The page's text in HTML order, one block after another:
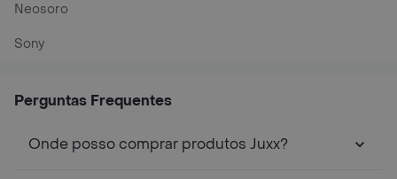
Neosoro
Sony
Perguntas Frequentes
Onde posso comprar produtos Juxx?